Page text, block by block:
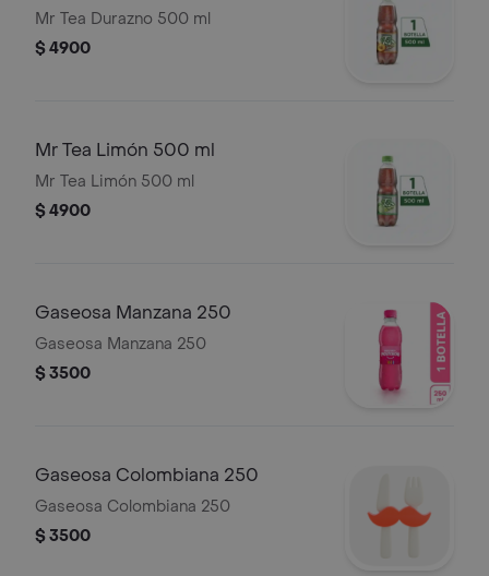
Mr Tea Durazno 500 ml
$ 4900
Mr Tea Limón 500 ml
Mr Tea Limón 500 ml
$ 4900
Gaseosa Manzana 250
Gaseosa Manzana 250
$ 3500
Gaseosa Colombiana 250
Gaseosa Colombiana 250
$ 3500